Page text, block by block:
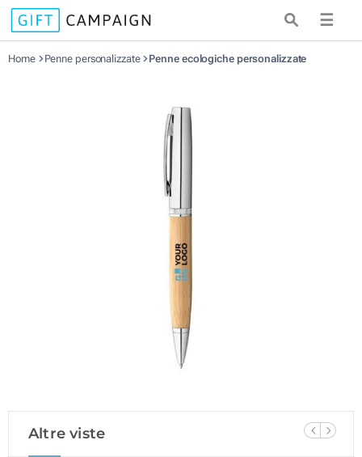
☰
Home Penne personalizzate Penne ecologiche personalizzate
Altre viste